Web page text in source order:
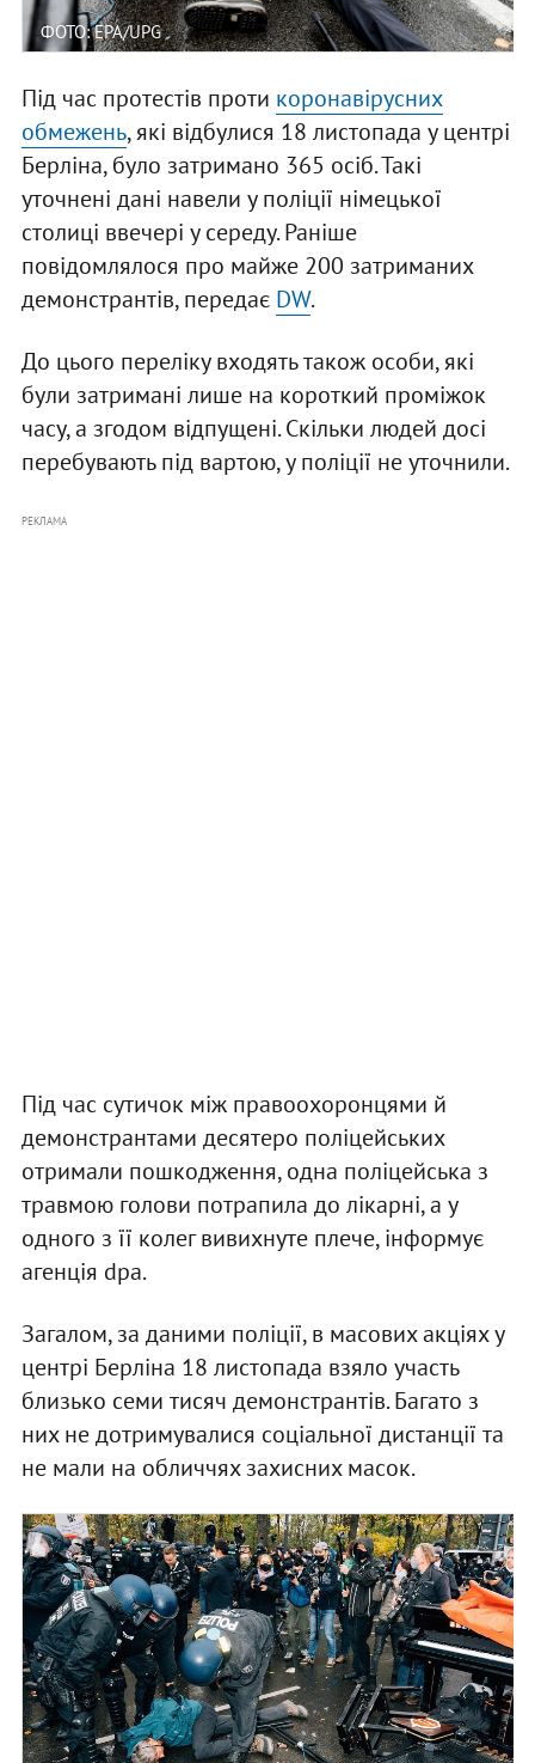
ФОТО: EPA/UPG
Під час протестів проти коронавірусних
обмежень, які відбулися 18 листопада у центрі
Берліна, було затримано 365 осіб. Такі
уточнені дані навели у поліції німецької
столиці ввечері у середу. Раніше
повідомлялося про майже 200 затриманих
демонстрантів, передає DW.
До цього переліку входять також особи, які
були затримані лише на короткий проміжок
часу, а згодом відпущені. Скільки людей досі
перебувають під вартою, у поліції не уточнили.
РЕКЛАМА
Під час сутичок між правоохоронцями й
демонстрантами десятеро поліцейських
отримали пошкодження, одна поліцейська з
травмою голови потрапила до лікарні, а у
одного з її колег вивихнуте плече, інформує
агенція dpa.
Загалом, за даними поліції, в масових акціях у
центрі Берліна 18 листопада взяло участь
близько семи тисяч демонстрантів. Багато з
них не дотримувалися соціальної дистанції та
не мали на обличчях захисних масок.